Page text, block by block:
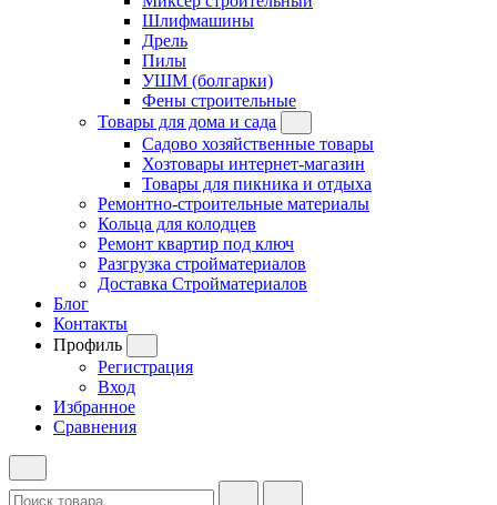
Шлифмашины
Дрель
Пилы
УШМ (болгарки)
Фены строительные
Товары для дома и сада
Садово хозяйственные товары
Хозтовары интернет-магазин
Товары для пикника и отдыха
Ремонтно-строительные материалы
Кольца для колодцев
Ремонт квартир под ключ
Разгрузка стройматериалов
Доставка Стройматериалов
Блог
Контакты
Профиль
Регистрация
Вход
Избранное
Сравнения